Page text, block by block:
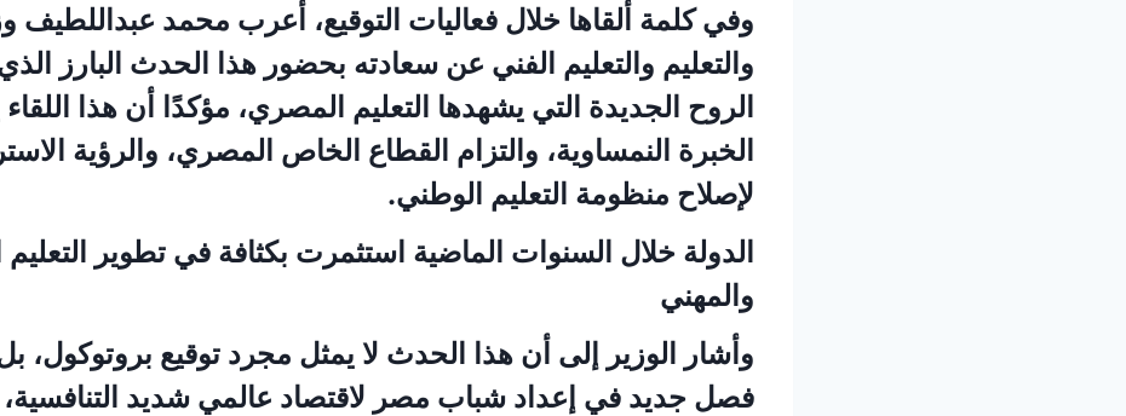
وفي كلمة ألقاها خلال فعاليات التوقيع، أعرب محمد عبداللطيف
والتعليم والتعليم الفني عن سعادته بحضور هذا الحدث البارز
الروح الجديدة التي يشهدها التعليم المصري، مؤكدًا أن هذا
الخبرة النمساوية، والتزام القطاع الخاص المصري، والرؤية
لإصلاح منظومة التعليم الوطني.
الدولة خلال السنوات الماضية استثمرت بكثافة في تطوير التعليم
والمهني
وأشار الوزير إلى أن هذا الحدث لا يمثل مجرد توقيع بروتوكول،
فصل جديد في إعداد شباب مصر لاقتصاد عالمي شديد